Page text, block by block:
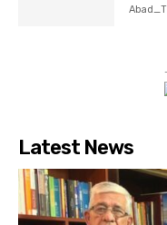
Abad_T
Latest News